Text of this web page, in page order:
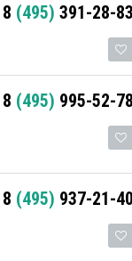
8 (495) 391-28-83
8 (495) 995-52-78
8 (495) 937-21-40